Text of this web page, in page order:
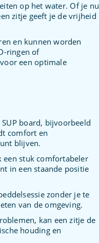
op het water. Of je nu
zitje geeft je de vrijheid
en kunnen worden
ringen of
een optimale
board, bijvoorbeeld
comfort en
blijven.
een stuk comfortabeler
in een staande positie
zonder je te
van de omgeving.
kan een zitje de
houding en